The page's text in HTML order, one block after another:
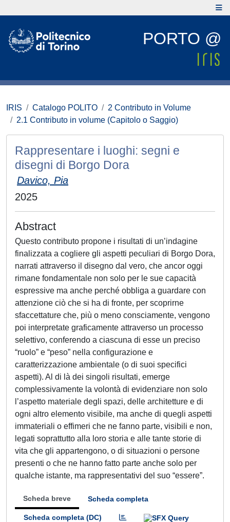
PORTO @
IRIS Catalogo POLITO
2 Contributo in Volume
2.1 Contributo in volume (Capitolo o Saggio)
Rappresentare i luoghi: segni e
disegni di Borgo Dora
Davico, Pia
2025
Abstract
Questo contributo propone i risultati di un’indagine
finalizzata a cogliere gli aspetti peculiari di Borgo Dora,
narrati attraverso il disegno dal vero, che ancor oggi
rimane fondamentale non solo per le sue capacità
espressive ma anche perché obbliga a guardare con
attenzione ciò che si ha di fronte, per scoprirne
sfaccettature che, più o meno consciamente, vengono
poi interpretate graficamente attraverso un processo
selettivo, conferendo a ciascuna di esse un preciso
“ruolo” e “peso” nella configurazione e
caratterizzazione ambientale (o di suoi specifici
aspetti). Al di là dei singoli risultati, emerge
complessivamente la volontà di evidenziare non solo
l’aspetto materiale degli spazi, delle architetture e di
ogni altro elemento visibile, ma anche di quegli aspetti
immateriali o effimeri che ne fanno parte, visibili e non,
legati soprattutto alla loro storia e alle tante storie di
vita che gli appartengono, o di situazioni o persone
presenti o che ne hanno fatto parte anche solo per
qualche istante, ma rappresentativi del suo “essere”.
Scheda breve Scheda completa
Scheda completa (DC)